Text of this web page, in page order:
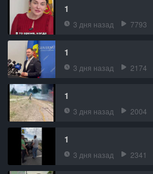
1
3 дня назад 7793
1
3 дня назад 2174
1
3 дня назад 2004
1
3 дня назад 2341